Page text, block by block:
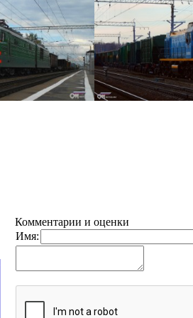
Комментарии и оценки
Имя: